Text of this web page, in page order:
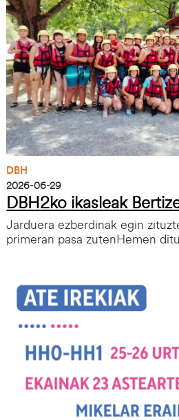
DBH
2026-06-29
DBH2ko ikasleak
Jarduera ezberdinak egin
primeran pasa zutenHemen
Irudia